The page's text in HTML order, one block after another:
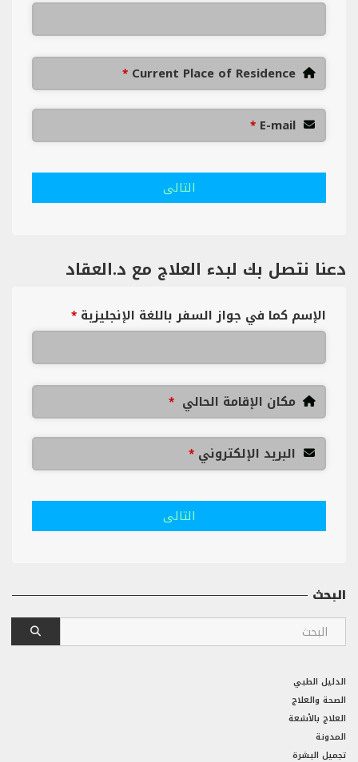
Current Place of Residence
*
E-mail
*
التالى
دعنا نتصل بك لبدء العلاج مع د.العقاد
الإسم كما في جواز السفر باللغة الإنجليزية *
مكان الإقامة الحالي *
البريد الإلكتروني *
التالى
البحث
الدليل الطبي
الصحة والعلاج
العلاج بالأشعة
المدونة
تجميل البشرة